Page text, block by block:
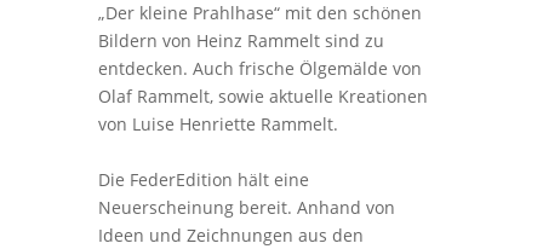
„Der kleine Prahlhase“ mit den schönen
Bildern von Heinz Rammelt sind zu
entdecken. Auch frische Ölgemälde von
Olaf Rammelt, sowie aktuelle Kreationen
von Luise Henriette Rammelt.
Die FederEdition hält eine
Neuerscheinung bereit. Anhand von
Ideen und Zeichnungen aus den